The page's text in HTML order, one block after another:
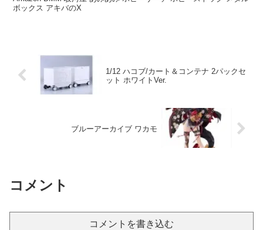
ボックス アキバのX
1/12 ハコブ/カート＆コンテナ 2パックセ
ット ホワイトVer.
ブルーアーカイブ ワカモ
コメント
コメントを書き込む